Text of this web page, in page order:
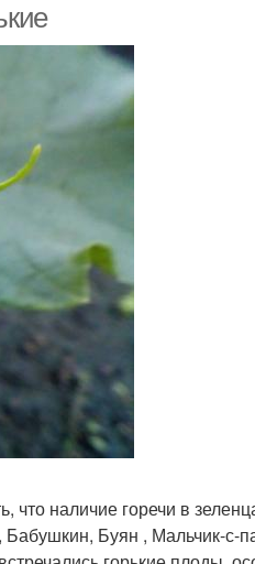
что наличие горечи в
Буян , Мальчик-с-